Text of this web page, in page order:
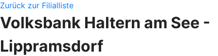
Zurück zur Filialliste
Volksbank Haltern am See -
Lippramsdorf